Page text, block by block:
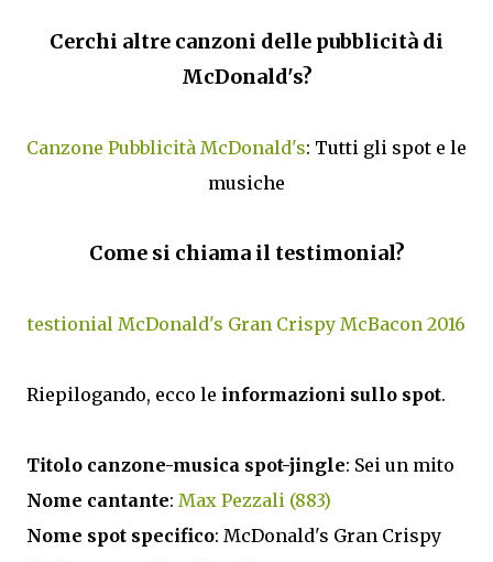
Cerchi altre canzoni delle pubblicità di
McDonald's?
Canzone Pubblicità McDonald's: Tutti gli spot e le
musiche
Come si chiama il testimonial?
testionial McDonald's Gran Crispy McBacon 2016
Riepilogando, ecco le informazioni sullo spot.
Titolo canzone-musica spot-jingle: Sei un mito
Nome cantante: Max Pezzali (883)
Nome spot specifico: McDonald's Gran Crispy